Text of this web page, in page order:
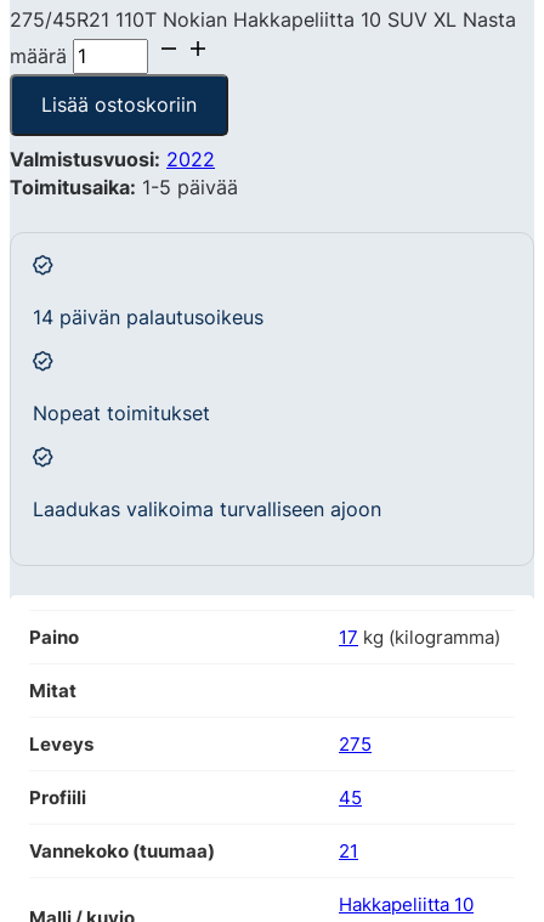
275/45R21 110T Nokian Hakkapeliitta 10 SUV XL Nasta
määrä
Lisää ostoskoriin
Valmistusvuosi: 2022
Toimitusaika: 1-5 päivää
14 päivän palautusoikeus
Nopeat toimitukset
Laadukas valikoima turvalliseen ajoon
Paino 17 kg (kilogramma)
Mitat
Leveys 275
Profiili 45
Vannekoko (tuumaa) 21
Hakkapeliitta 10